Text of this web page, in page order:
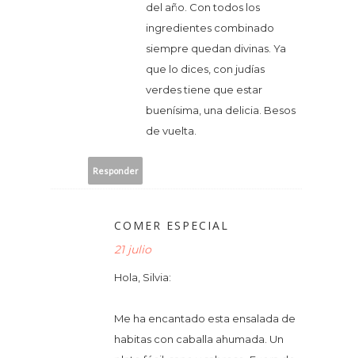
del año. Con todos los
ingredientes combinado
siempre quedan divinas. Ya
que lo dices, con judías
verdes tiene que estar
buenísima, una delicia. Besos
de vuelta.
Responder
COMER ESPECIAL
21 julio
Hola, Silvia:
Me ha encantado esta ensalada de
habitas con caballa ahumada. Un